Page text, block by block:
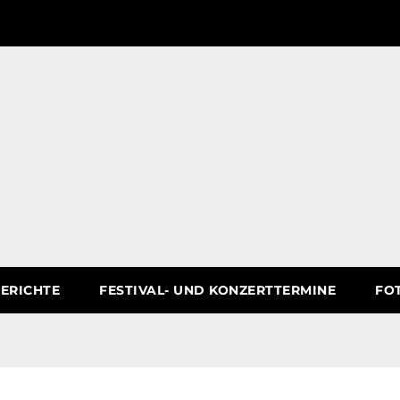
FESTIVAL- UND KONZERTTERMINE